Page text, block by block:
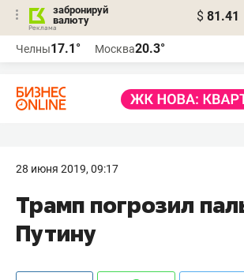
забронируй
валюту
$ 81.41
Челны17.1° Москва20.3°
28 июня 2019, 09:17
​Трамп погрозил
Путину